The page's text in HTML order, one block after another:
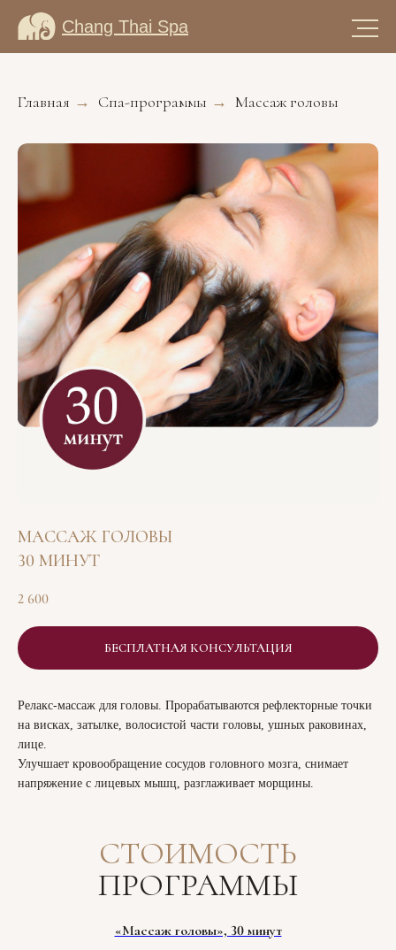
Chang Thai Spa
Главная → Спа-программы → Массаж головы
МАССАЖ ГОЛОВЫ
30 МИНУТ
2 600
БЕСПЛАТНАЯ КОНСУЛЬТАЦИЯ
Релакс-массаж для головы. Прорабатываются рефлекторные точки
на висках, затылке, волосистой части головы, ушных раковинах,
лице.
Улучшает кровообращение сосудов головного мозга, снимает
напряжение с лицевых мышц, разглаживает морщины.
СТОИМОСТЬ
ПРОГРАММЫ
«Массаж головы», 30 минут